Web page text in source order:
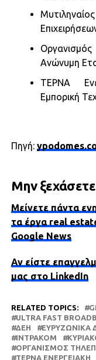
Ανώνυμη
ΤΕΡΝΑ
Εμπορική
Πηγή:
Μην ξεχάσετε
Μείνετε πάντα
τα έργα real
Google News
Αν είστε
μας στο LinkedIn
RELATED TOPICS:
ULTRA FAST
ΔΕΗ
ΕΥΡΥΖΩΝΙΚΆ
ΙΝΤΡΑΚΟΜ
ΟΡΓΑΝΙΣΜΌΣ
ΤΈΡΝΑ ΕΝΕΡΓΕΙΑΚΉ